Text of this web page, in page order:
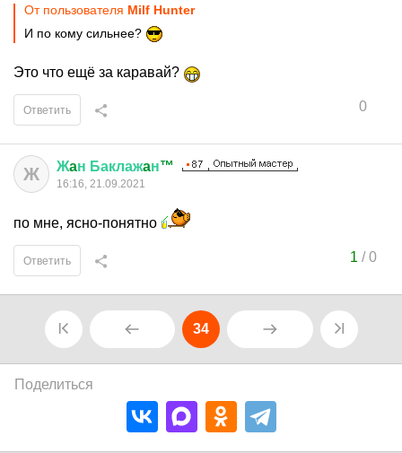
От пользователя Milf Hunter
И по кому сильнее?
Это что ещё за каравай?
0
Ответить
Ж Жaн Баклажaн™
16:16, 21.09.2021
по мне, ясно-понятно
1 /0
Ответить
34
Поделиться